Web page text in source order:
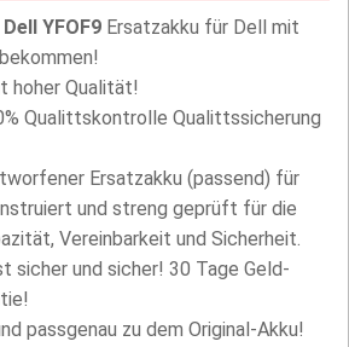
Dell YFOF9 Ersatzakku für Dell mit
hoher Qualität!
Qualittskontrolle Qualittssicherung
Ersatzakku (passend) für
und streng geprüft für die
Vereinbarkeit und Sicherheit.
sicher und sicher! 30 Tage Geld-
passgenau zu dem Original-Akku!